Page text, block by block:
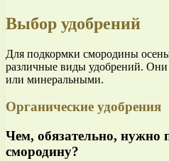
Выбор удобрений
Для подкормки смородины
различные виды удобрений.
или минеральными.
Органические удобрения
Чем, обязательно, нужно
смородину?